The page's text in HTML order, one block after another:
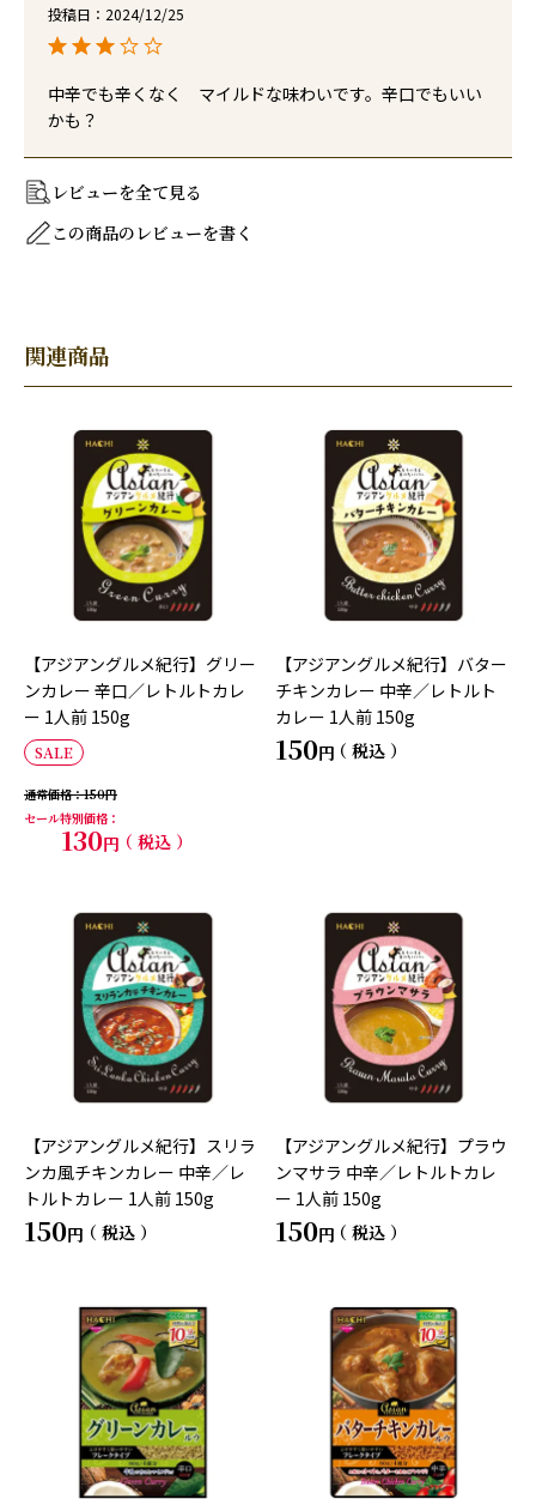
投稿日 2024/12/25
中辛でも辛くなく　マイルドな味わいです。辛口でもいい
かも？
レビューを全て見る
この商品のレビューを書く
関連商品
【アジアングルメ紀行】グリー
ンカレー 辛口／レトルトカレ
ー 1人前 150g
SALE
通常価格
150
セール特別価格
130 税込
【アジアングルメ紀行】バター
チキンカレー 中辛／レトルト
カレー 1人前 150g
150 税込
【アジアングルメ紀行】スリラ
ンカ風チキンカレー 中辛／レ
トルトカレー 1人前 150g
150 税込
【アジアングルメ紀行】プラウ
ンマサラ 中辛／レトルトカレ
ー 1人前 150g
150 税込